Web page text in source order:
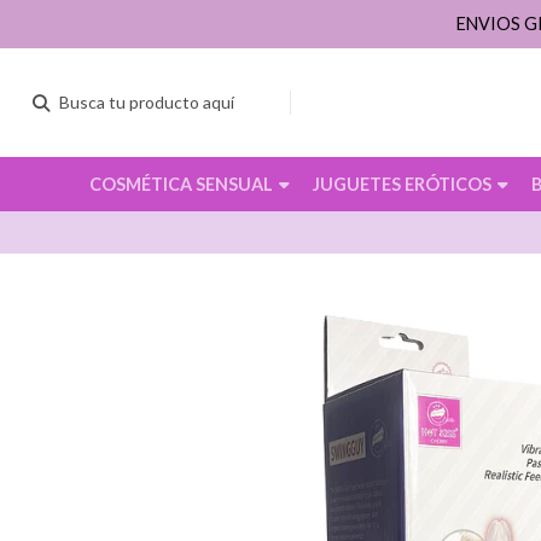
COSMÉTICA SENSUAL JUGUETES ERÓTICOS
ENVIOS